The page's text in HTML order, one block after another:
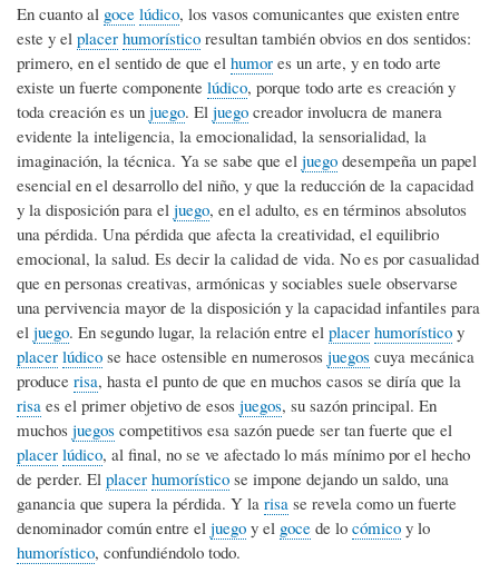
En cuanto al goce lúdico, los vasos comunicantes que existen entre
este y el placer humorístico resultan también obvios en dos sentidos:
primero, en el sentido de que el humor es un arte, y en todo arte
existe un fuerte componente lúdico, porque todo arte es creación y
toda creación es un juego. El juego creador involucra de manera
evidente la inteligencia, la emocionalidad, la sensorialidad, la
imaginación, la técnica. Ya se sabe que el juego desempeña un papel
esencial en el desarrollo del niño, y que la reducción de la capacidad
y la disposición para el juego, en el adulto, es en términos absolutos
una pérdida. Una pérdida que afecta la creatividad, el equilibrio
emocional, la salud. Es decir la calidad de vida. No es por casualidad
que en personas creativas, armónicas y sociables suele observarse
una pervivencia mayor de la disposición y la capacidad infantiles para
el juego. En segundo lugar, la relación entre el placer humorístico y
placer lúdico se hace ostensible en numerosos juegos cuya mecánica
produce risa, hasta el punto de que en muchos casos se diría que la
risa es el primer objetivo de esos juegos, su sazón principal. En
muchos juegos competitivos esa sazón puede ser tan fuerte que el
placer lúdico, al final, no se ve afectado lo más mínimo por el hecho
de perder. El placer humorístico se impone dejando un saldo, una
ganancia que supera la pérdida. Y la risa se revela como un fuerte
denominador común entre el juego y el goce de lo cómico y lo
humorístico, confundiéndolo todo.